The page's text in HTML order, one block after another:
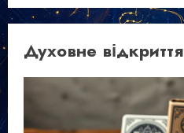
Духовне відкриття